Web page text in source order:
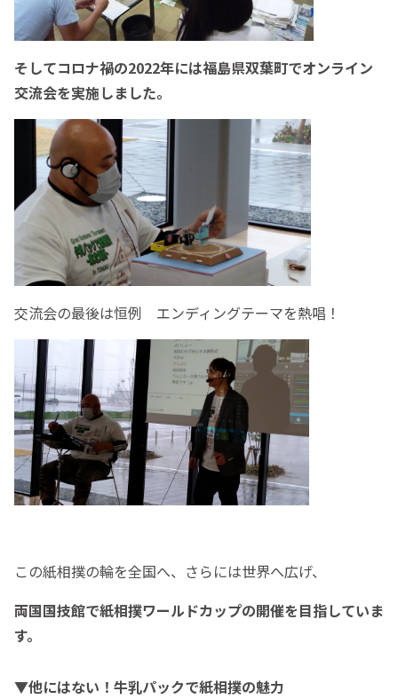
そしてコロナ禍の2022年には福島県双葉町でオンライン
交流会を実施しました。
交流会の最後は恒例 エンディングテーマを熱唱！
この紙相撲の輪を全国へ、さらには世界へ広げ、
両国国技館で紙相撲ワールドカップの開催を目指していま
す。
▼他にはない！牛乳パックで紙相撲の魅力